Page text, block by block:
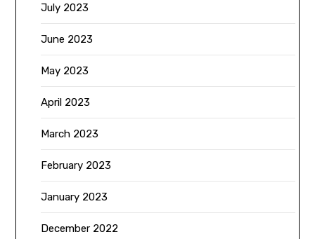
July 2023
June 2023
May 2023
April 2023
March 2023
February 2023
January 2023
December 2022